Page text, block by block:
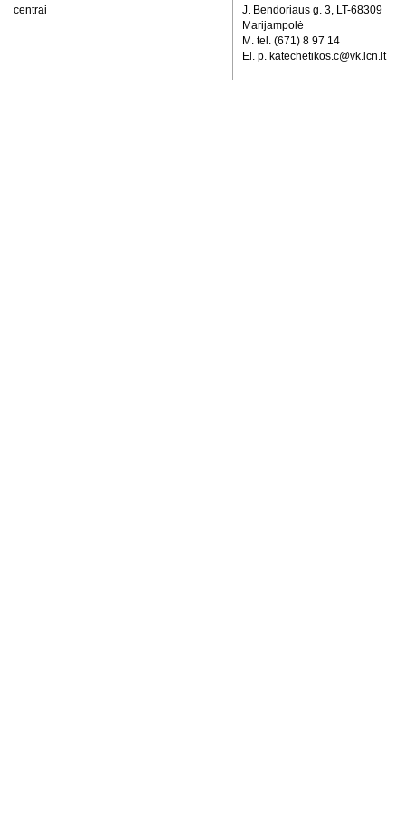
centrai
J. Bendoriaus g. 3, LT-68309
Marijampolė
M. tel. (671) 8 97 14
El. p. katechetikos.c@vk.lcn.lt